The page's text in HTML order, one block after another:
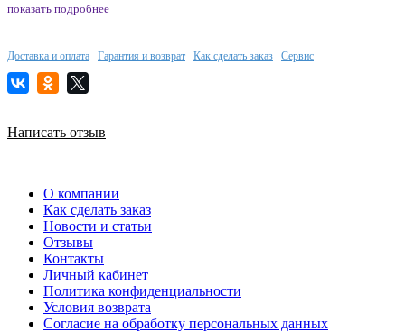
показать подробнее
Доставка и оплата Гарантия и возврат Как сделать заказ Сервис
Написать отзыв
О компании
Как сделать заказ
Новости и статьи
Отзывы
Контакты
Личный кабинет
Политика конфиденциальности
Условия возврата
Согласие на обработку персональных данных